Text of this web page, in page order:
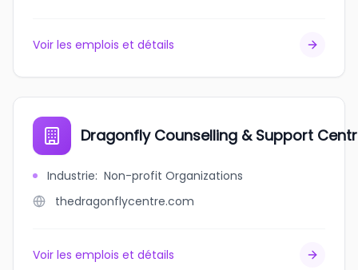
Voir les emplois et détails
Dragonfly Counselling & Support
Industrie: Non-profit Organizations
thedragonflycentre.com
Voir les emplois et détails